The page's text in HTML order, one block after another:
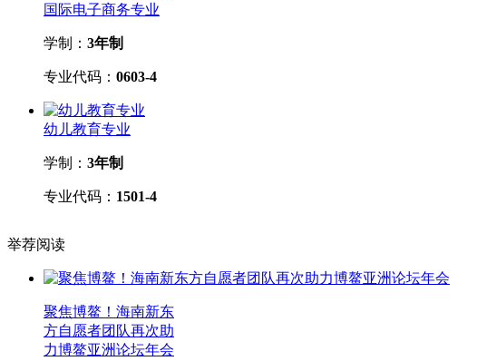
国际电子商务专业
学制： 3年制
专业代码： 0603-4
幼儿教育专业
学制： 3年制
专业代码： 1501-4
举荐阅读
聚焦博鳌！海南新东
方自愿者团队再次助
力博鳌亚洲论坛年会